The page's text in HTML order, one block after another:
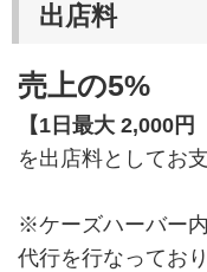
出店料
売上の5%
【1日最大 2,000円
を出店料としてお
※ケーズハーバー
代行を行なってお